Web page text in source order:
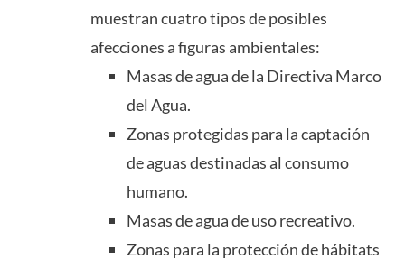
muestran cuatro tipos de posibles
afecciones a figuras ambientales:
Masas de agua de la Directiva Marco
del Agua.
Zonas protegidas para la captación
de aguas destinadas al consumo
humano.
Masas de agua de uso recreativo.
Zonas para la protección de hábitats